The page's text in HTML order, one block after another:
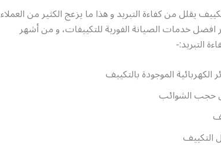
يقلل من كفاءة التبريد و هذا ما يزعج الكثير من العملاء
خدمات الصيانة الفورية للتكييفات، و من أشهر
التبريد:-
الموجودة بالتكييف
حجب الشوائب
التكييف